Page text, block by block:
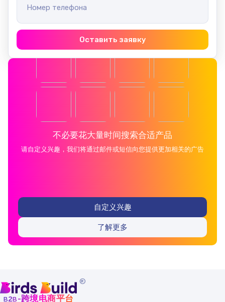
Номер телефона
Оставить заявку
不必要花大量时间搜索合适产品
请自定义兴趣，我们将通过邮件或短信向您提供更加相关的广告
自定义兴趣
了解更多
®
b2b-跨境电商平台